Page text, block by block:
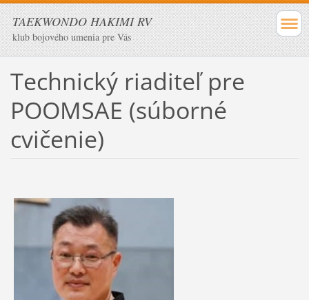
TAEKWONDO HAKIMI RV
klub bojového umenia pre Vás
Technický riaditeľ pre
POOMSAE (súborné
cvičenie)